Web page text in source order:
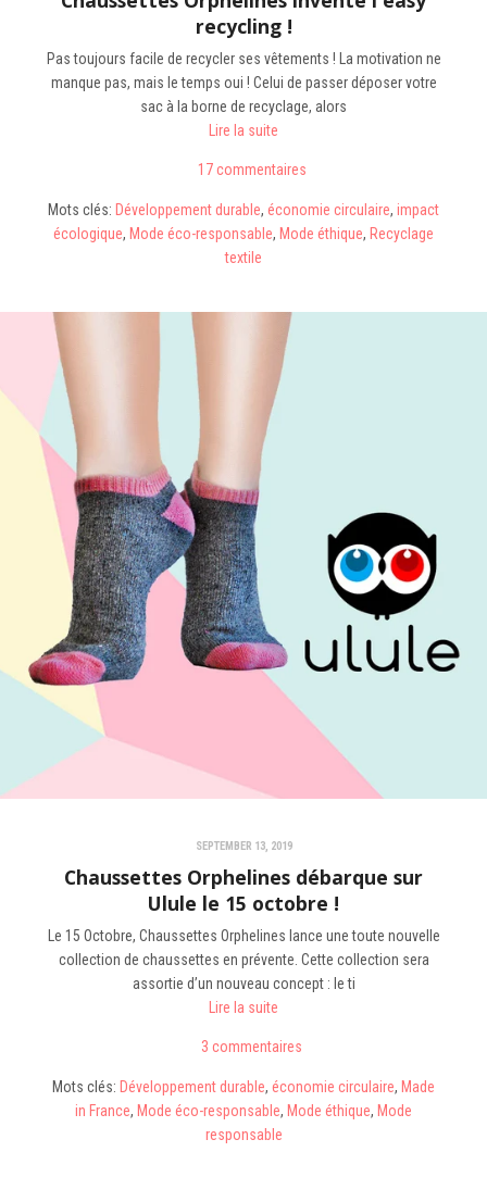
recycling !
Pas toujours facile de recycler ses vêtements ! La motivation ne
manque pas, mais le temps oui ! Celui de passer déposer votre
sac à la borne de recyclage, alors
Lire la suite
17 commentaires
Mots clés: Développement durable, économie circulaire, impact
écologique, Mode éco-responsable, Mode éthique, Recyclage
textile
SEPTEMBER 13, 2019
Chaussettes Orphelines débarque sur
Ulule le 15 octobre !
Le 15 Octobre, Chaussettes Orphelines lance une toute nouvelle
collection de chaussettes en prévente. Cette collection sera
assortie d’un nouveau concept : le ti
Lire la suite
3 commentaires
Mots clés: Développement durable, économie circulaire, Made
in France, Mode éco-responsable, Mode éthique, Mode
responsable